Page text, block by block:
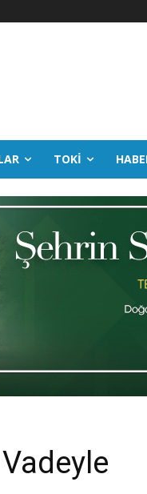
TOKİ